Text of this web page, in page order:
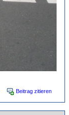
Beitrag zitieren